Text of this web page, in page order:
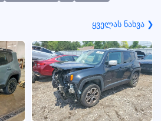
ყველას ნახვა ❯